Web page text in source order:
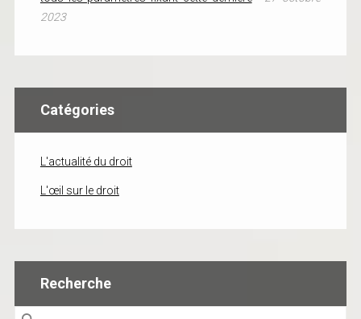
2023
Catégories
L'actualité du droit
L'œil sur le droit
Recherche